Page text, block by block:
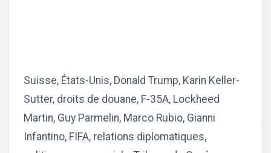
Suisse, États-Unis, Donald Trump, Karin Keller-
Sutter, droits de douane, F-35A, Lockheed
Martin, Guy Parmelin, Marco Rubio, Gianni
Infantino, FIFA, relations diplomatiques,